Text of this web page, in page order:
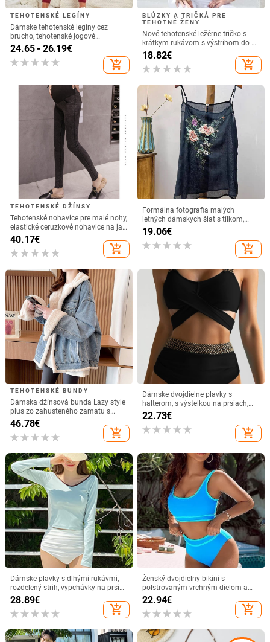
TEHOTENSKÉ LEGÍNY
Dámske tehotenské legíny cez
brucho, tehotenské jogové
nohavice, športové oblečenie,
cvičebné legíny
24.65 - 26.19€
add_shopping_cart
BLÚZKY A TRIČKÁ PRE
TEHOTNÉ ŽENY
Nové tehotenské ležérne tričko s
krátkym rukávom s výstrihom do V,
prenosné dojčiace tričko pre
tehotné ženy, popôrodné, bavlnené,
na laktáciu
18.82€
add_shopping_cart
TEHOTENSKÉ DŽÍNSY
Tehotenské nohavice pre malé nohy,
elastické ceruzkové nohavice na jar
a jeseň, univerzálne brušné
nohavice na jeseň a zimu, úzke
zoštíhľujúce nohavice
40.17€
add_shopping_cart
Formálna fotografia malých
letných dámskych šiat s tílkom,
nového čínskeho retro literárneho
spodného oblečenia, silnej výšivky,
bavlnenej a ľanovej vesty
19.06€
add_shopping_cart
TEHOTENSKÉ BUNDY
Dámska džínsová bunda Lazy style
plus zo zahusteného zamatu s
obojstranným vzorom, nová
jesenno-zimná bunda 2025, voľný
dizajn
46.78€
add_shopping_cart
Dámske dvojdielne plavky s
halterom, s výstelkou na prsiach,
bez kovovej opory — 82% polyester;
hmotnosť 300 g; podšívka 18%
polyester
22.73€
add_shopping_cart
Dámske plavky s dlhými rukávmi,
rozdelený strih, vypchávky na prsia,
vysoký pás, otvorený chrbát
28.89€
add_shopping_cart
Ženský dvojdielny bikini s
polstrovaným vrchným dielom a
bez kovovej podpory; materiál
nylon s 80% elastánu; podšívka
polyester s 20% elastánu; hmotnosť
plávanie.
22.94€
add_shopping_cart